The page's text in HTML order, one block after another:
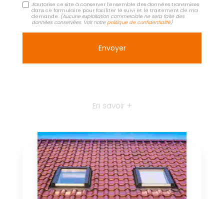
J'autorise ce site à conserver l'ensemble des données transmises
dans ce formulaire pour faciliter le suivi et le traitement de ma
demande. (Aucune exploitation commerciale ne sera faite des
données conservées. Voir notrepolitique de confidentialité)
En savoir +